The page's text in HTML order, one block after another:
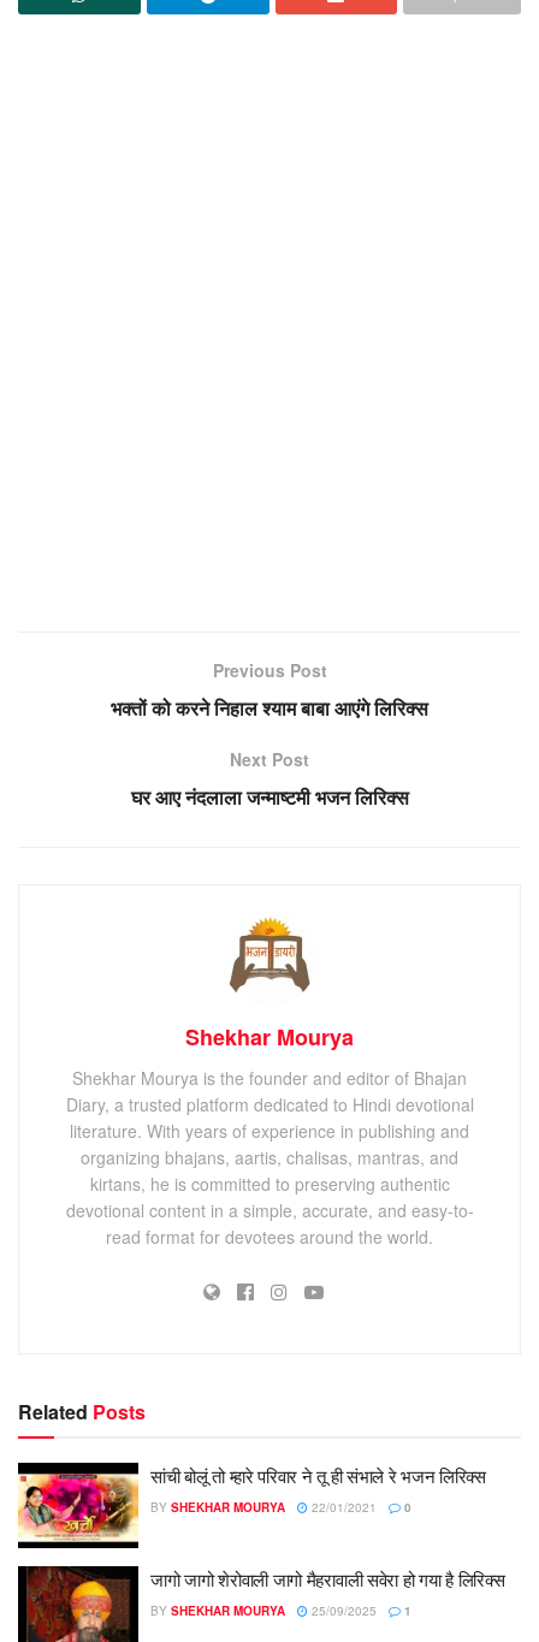
Previous Post
भक्तों को करने निहाल श्याम बाबा आएंगे लिरिक्स
Next Post
घर आए नंदलाला जन्माष्टमी भजन लिरिक्स
Shekhar Mourya
Shekhar Mourya is the founder and editor of Bhajan
Diary, a trusted platform dedicated to Hindi devotional
literature. With years of experience in publishing and
organizing bhajans, aartis, chalisas, mantras, and
kirtans, he is committed to preserving authentic
devotional content in a simple, accurate, and easy-to-
read format for devotees around the world.
Related Posts
सांची बोलूं तो म्हारे परिवार ने तू ही संभाले रे भजन लिरिक्स
BY SHEKHAR MOURYA 22/01/2021 0
जागो जागो शेरोवाली जागो मैहरावाली सवेरा हो गया है लिरिक्स
BY SHEKHAR MOURYA 25/09/2025 1